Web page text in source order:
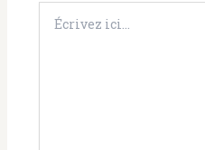
ici…